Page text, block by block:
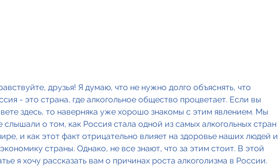
друзья! Я думаю, что не нужно долго объяснять, что
- это страна, где алкогольное общество процветает. Если вы
здесь, то наверняка уже хорошо знакомы с этим явлением. Мы
слышали о том, как Россия стала одной из самых алкогольных стран
и как этот факт отрицательно влияет на здоровье наших людей и
страны. Однако, не все знают, что за этим стоит. В этой
я хочу рассказать вам о причинах роста алкоголизма в России.